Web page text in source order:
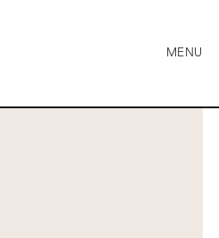
MENU